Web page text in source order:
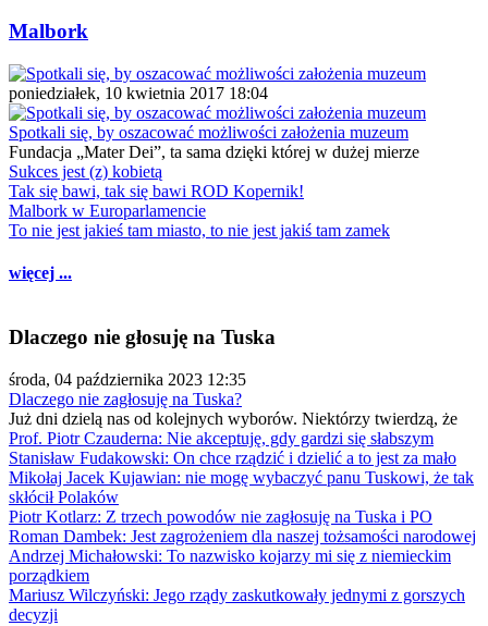
Malbork
poniedziałek, 10 kwietnia 2017 18:04
Spotkali się, by oszacować możliwości założenia muzeum
Fundacja „Mater Dei”, ta sama dzięki której w dużej mierze
Sukces jest (z) kobietą
Tak się bawi, tak się bawi ROD Kopernik!
Malbork w Europarlamencie
To nie jest jakieś tam miasto, to nie jest jakiś tam zamek
więcej ...
Dlaczego nie głosuję na Tuska
środa, 04 października 2023 12:35
Dlaczego nie zagłosuję na Tuska?
Już dni dzielą nas od kolejnych wyborów. Niektórzy twierdzą, że
Prof. Piotr Czauderna: Nie akceptuję, gdy gardzi się słabszym
Stanisław Fudakowski: On chce rządzić i dzielić a to jest za mało
Mikołaj Jacek Kujawian: nie mogę wybaczyć panu Tuskowi, że tak
skłócił Polaków
Piotr Kotlarz: Z trzech powodów nie zagłosuję na Tuska i PO
Roman Dambek: Jest zagrożeniem dla naszej tożsamości narodowej
Andrzej Michałowski: To nazwisko kojarzy mi się z niemieckim
porządkiem
Mariusz Wilczyński: Jego rządy zaskutkowały jednymi z gorszych
decyzji